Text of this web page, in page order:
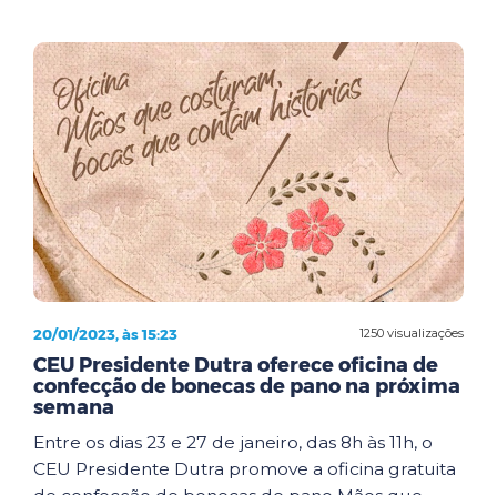
1250 visualizações
20/01/2023, às 15:23
CEU Presidente Dutra oferece oficina de
confecção de bonecas de pano na próxima
semana
Entre os dias 23 e 27 de janeiro, das 8h às 11h, o
CEU Presidente Dutra promove a oficina gratuita